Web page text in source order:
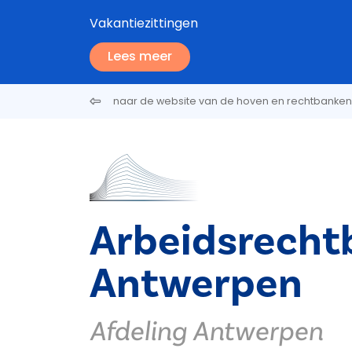
Vakantiezittingen
Lees meer
naar de website van de hoven en rechtbanken
Antwerpen
Afdeling Antwerpen